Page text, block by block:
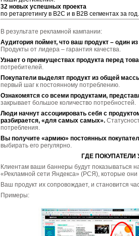
32 новых успешных проекта
по ретаргетингу в B2C и в B2B сегментах за год.
В результате рекламной кампании:
Аудитория поймет, что ваш продукт – один
Продукты от лидера – гарантия качества.
Узнает о преимуществах продукта перед
потребителей.
Покупатели выделят продукт из общей
первый шаг к постоянному потреблению.
Ознакомятся со всеми продуктами,
закрывает большое количество потребностей.
Люди начнут ассоциировать себя с
разбирается, «для самых самых».
потребления.
Вы получите «армию» постоянных
выбирать его регулярно.
ГДЕ
Клиентам ваши баннеры будут показываться
«Рекламной сети Яндекса» (РСЯ), которые они
Ваш продукт их сопровождает, и становится
Примеры: